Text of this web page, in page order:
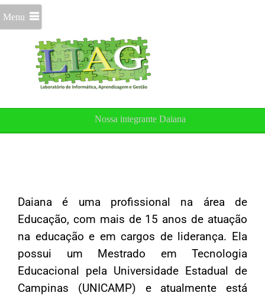
Menu
Nossa integrante Daiana
Daiana é uma profissional na área de
Educação, com mais de 15 anos de atuação
na educação e em cargos de liderança. Ela
possui um Mestrado em Tecnologia
Educacional pela Universidade Estadual de
Campinas (UNICAMP) e atualmente está